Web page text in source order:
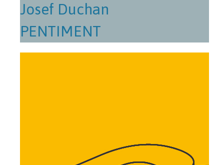
Josef Duchan
PENTIMENT